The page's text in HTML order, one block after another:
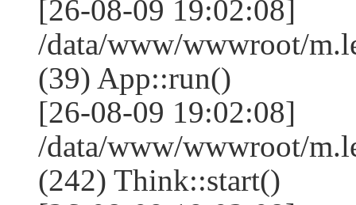
[26-08-09 19:02:08]
/data/www/wwwroot/
(39) App::run()
[26-08-09 19:02:08]
/data/www/wwwroot/
(242) Think::start()